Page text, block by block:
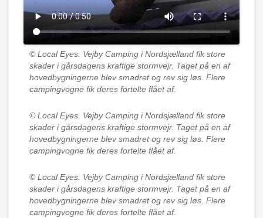
© Local Eyes. Vejby Camping i Nordsjælland fik store
skader i gårsdagens kraftige stormvejr. Taget på en af
hovedbygningerne blev smadret og rev sig løs. Flere
campingvogne fik deres fortelte flået af.
© Local Eyes. Vejby Camping i Nordsjælland fik store
skader i gårsdagens kraftige stormvejr. Taget på en af
hovedbygningerne blev smadret og rev sig løs. Flere
campingvogne fik deres fortelte flået af.
© Local Eyes. Vejby Camping i Nordsjælland fik store
skader i gårsdagens kraftige stormvejr. Taget på en af
hovedbygningerne blev smadret og rev sig løs. Flere
campingvogne fik deres fortelte flået af.